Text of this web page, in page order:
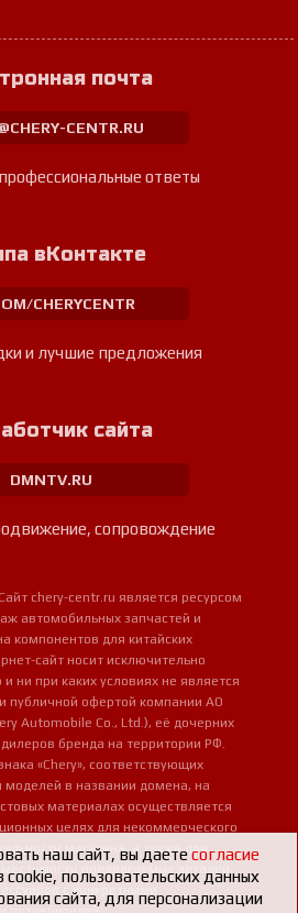
почта
CENTR.RU
ответы
вКонтакте
CHERYCENTR
и лучшие предложения
сайта
DMNTV.RU
сопровождение
Сайт chery-centr.ru является ресурсом
автомобильных запчастей и
компонентов для китайских
сайт носит исключительно
ни при каких условиях не является
публичной офертой компании АО
Automobile Co., Ltd.), её дочерних
бренда на территории РФ.
«Chery», соответствующих
моделей в названии домена, на
материалах осуществляется
целях для некоммерческого
магазина, а также для
предлагаемых деталей,
с конкретными
наш сайт, вы даетесогласие
cookie, пользовательских данных
сайта, для персонализации